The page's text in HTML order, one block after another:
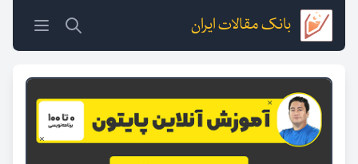
بانک مقالات ایران